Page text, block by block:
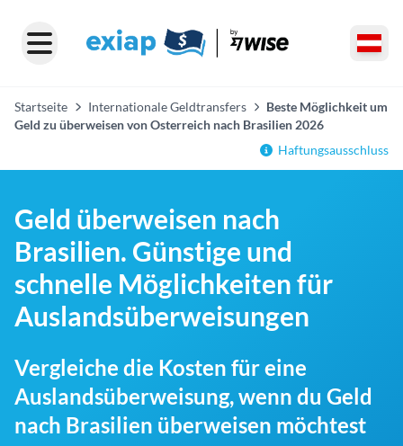
Startseite Internationale Geldtransfers
Beste Möglichkeit um
Geld zu überweisen von Osterreich nach Brasilien 2026
Haftungsausschluss
Geld überweisen nach
Brasilien. Günstige und
schnelle Möglichkeiten für
Auslandsüberweisungen
Vergleiche die Kosten für eine
Auslandsüberweisung, wenn du Geld
nach Brasilien überweisen möchtest